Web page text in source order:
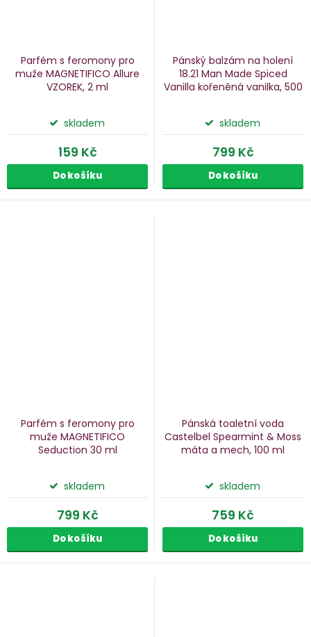
Parfém s feromony pro
muže MAGNETIFICO Allure
VZOREK, 2 ml
skladem
159 Kč
Do košíku
Pánský balzám na holení
18.21 Man Made Spiced
Vanilla kořeněná vanilka, 500
skladem
799 Kč
Do košíku
Parfém s feromony pro
muže MAGNETIFICO
Seduction 30 ml
skladem
799 Kč
Do košíku
Pánská toaletní voda
Castelbel Spearmint & Moss
máta a mech, 100 ml
skladem
759 Kč
Do košíku